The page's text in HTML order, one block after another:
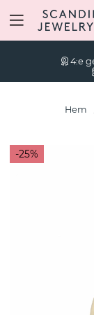
4:e
Hem
25